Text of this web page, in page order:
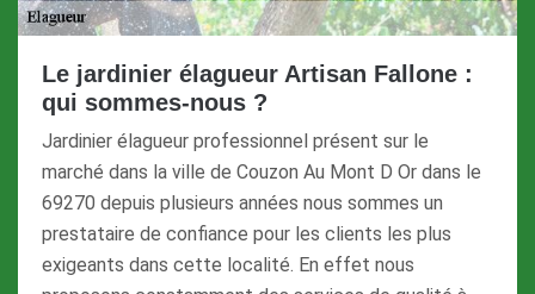
Le jardinier élagueur Artisan Fallone :
qui sommes-nous ?
Jardinier élagueur professionnel présent sur le
marché dans la ville de Couzon Au Mont D Or dans le
69270 depuis plusieurs années nous sommes un
prestataire de confiance pour les clients les plus
exigeants dans cette localité. En effet nous